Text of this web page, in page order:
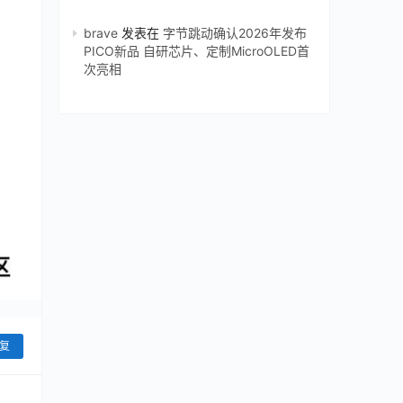
brave 发表在 字节跳动确认2026年发布
PICO新品 自研芯片、定制MicroOLED首
次亮相